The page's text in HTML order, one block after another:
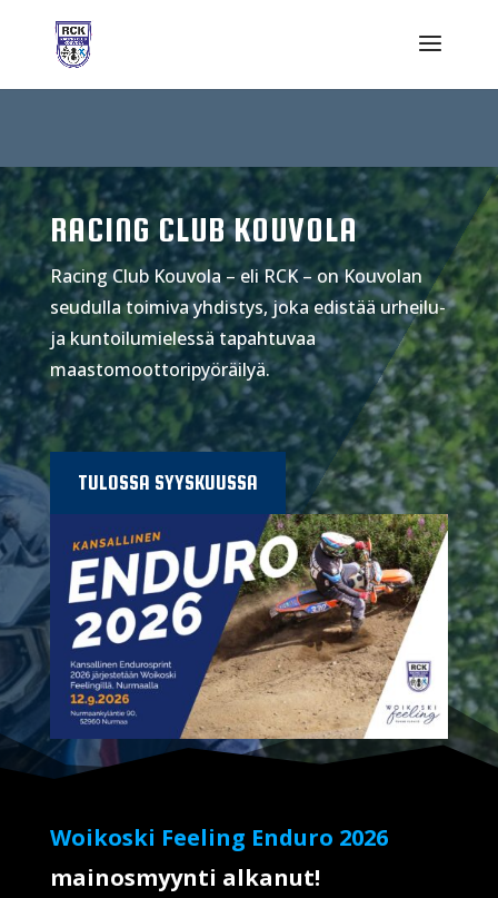
RACING CLUB KOUVOLA
Racing Club Kouvola – eli RCK – on Kouvolan
seudulla toimiva yhdistys, joka edistää urheilu-
ja kuntoilumielessä tapahtuvaa
maastomoottoripyöräilyä.
TULOSSA SYYSKUUSSA
Woikoski Feeling Enduro 2026
mainosmyynti alkanut!